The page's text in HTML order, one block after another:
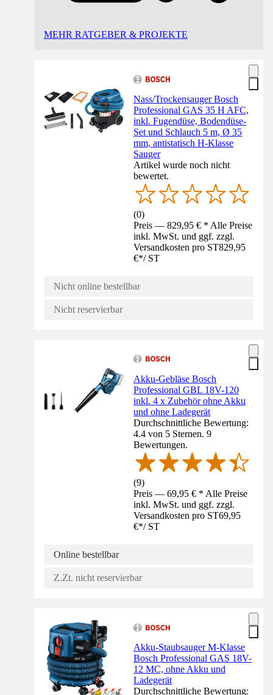
MEHR RATGEBER & PROJEKTE
Nass/Trockensauger Bosch
Professional GAS 35 H AFC,
inkl. Fugendüse, Bodendüse-
Set und Schlauch 5 m, Ø 35
mm, antistatisch H-Klasse
Sauger
Artikel wurde noch nicht
bewertet.
(0)
Preis — 829,95 € * Alle Preise
inkl. MwSt. und ggf. zzgl.
Versandkosten pro ST829,95
€*/ ST
Nicht online bestellbar
Nicht reservierbar
Akku-Gebläse Bosch
Professional GBL 18V-120
inkl. 4 x Zubehör ohne Akku
und ohne Ladegerät
Durchschnittliche Bewertung:
4.4 von 5 Sternen. 9
Bewertungen.
(9)
Preis — 69,95 € * Alle Preise
inkl. MwSt. und ggf. zzgl.
Versandkosten pro ST69,95
€*/ ST
Online bestellbar
Z.Zt. nicht reservierbar
Akku-Staubsauger M-Klasse
Bosch Professional GAS 18V-
12 MC, ohne Akku und
Ladegerät
Durchschnittliche Bewertung: